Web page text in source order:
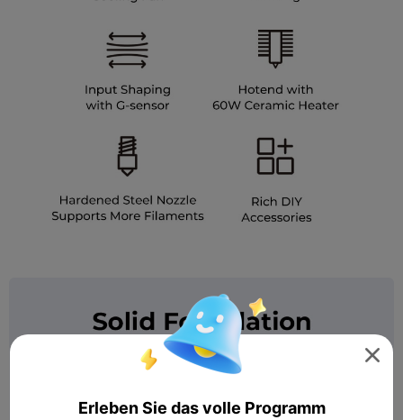

Erleben Sie das volle Programm